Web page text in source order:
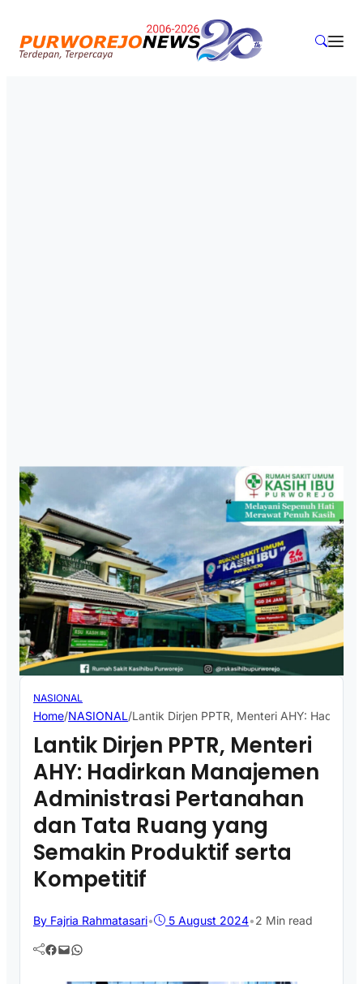
NASIONAL
Home/NASIONAL/Lantik Dirjen PPTR, Menteri AHY:
Lantik Dirjen PPTR, Menteri
AHY: Hadirkan Manajemen
Administrasi Pertanahan
dan Tata Ruang yang
Semakin Produktif serta
Kompetitif
By Fajria Rahmatasari• 5 August 2024•2 Min read
Facebook Mail WhatsApp